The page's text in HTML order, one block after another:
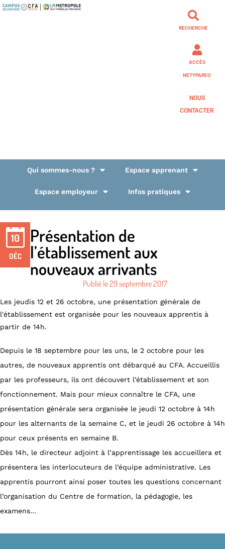
RECHERCHE
ACCÈS
NETYPAREO
NOUS
CONTACTER
Qui sommes-nous ? Espace apprenant
Espace employeur Infos pratiques
10
DÉC
Présentation de
l’établissement aux
nouveaux arrivants
Publié le29 septembre 2017
Les jeudis 12 et 26 octobre, une présentation générale de
l'établissement est organisée pour les nouveaux apprentis à
partir de 14h.
Depuis le 18 septembre pour les uns, le 2 octobre pour les
autres, de nouveaux apprentis ont débarqué au CFA. Accueillis
par les professeurs, ils ont découvert l’établissement et son
fonctionnement. Mais pour mieux connaître le CFA, une
présentation générale sera organisée le jeudi 12 octobre à 14h
pour les alternants de la semaine C, et le jeudi 26 octobre à 14h
pour ceux présents en semaine B.
Dès 14h, le directeur adjoint à l’apprentissage les accueillera et
présentera les interlocuteurs de l’équipe administrative. Les
apprentis pourront ainsi poser toutes les questions concernant
l’organisation du Centre de formation, la pédagogie, les
examens…